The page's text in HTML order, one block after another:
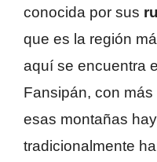
conocida por sus
que es la región
aquí se encuentra
Fansipán, con
esas montañas
tradicionalmente